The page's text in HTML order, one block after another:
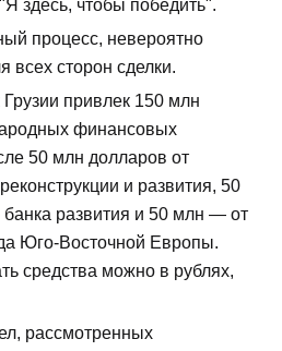
здесь, чтобы победить".
процесс, невероятно
всех сторон сделки.
привлек 150 млн
финансовых
50 млн долларов от
и развития, 50
развития и 50 млн — от
Юго-Восточной Европы.
средства можно в рублях,
рассмотренных